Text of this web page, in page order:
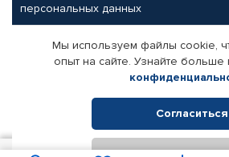
персональных данных
Партнерам
Корпоративным клиентам
Поставщикам
Мы используем файлы cookie,
опыт на сайте. Узнайте
Согласиться
Отклонить